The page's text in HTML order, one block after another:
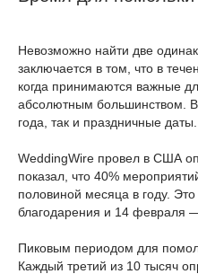
Невозможно найти две
заключается в том, что в
когда принимаются важные
абсолютным большинством.
года, так и праздничные даты.
WeddingWire провел в США
показал, что 40%
половиной месяца в году.
благодарения и 14 февраля
Пиковым периодом для
Каждый третий из 10 тысяч